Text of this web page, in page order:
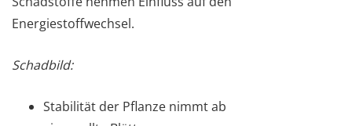
Energiestoffwechsel.
Schadbild:
Stabilität der Pflanze nimmt ab